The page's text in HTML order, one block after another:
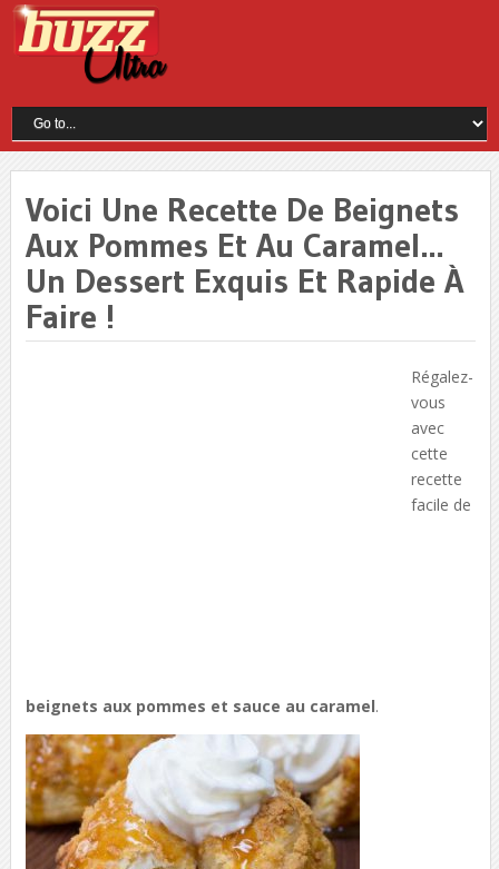
Voici Une Recette De Beignets
Aux Pommes Et Au Caramel…
Un Dessert Exquis Et Rapide À
Faire !
Régalez-
vous
avec
cette
recette
facile de
beignets aux pommes et sauce au caramel.